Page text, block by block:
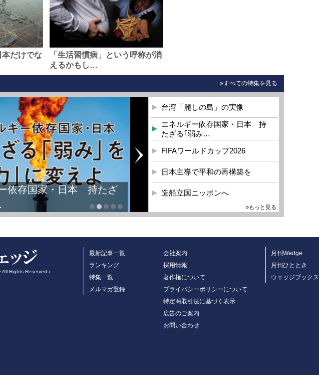
だけでな
「生活習慣病」という呼称が消
えるかもし…
»すべての特集を見る
依存国家・日本 持たざ
台湾「麗しの島」の実像
エネルギー依存国家・日本 持
たざる｢弱み…
FIFAワールドカップ2026
日本主導で平和の再構築を
造船立国ニッポンへ
»もっと見る
Rights Reserved.›
最新記事一覧
ランキング
特集一覧
メルマガ登録
会社案内
採用情報
著作権について
プライバシーポリシーについて
特定商取引法に基づく表示
広告のご案内
お問い合わせ
月刊Wedge
月刊ひととき
ウェッジブックス